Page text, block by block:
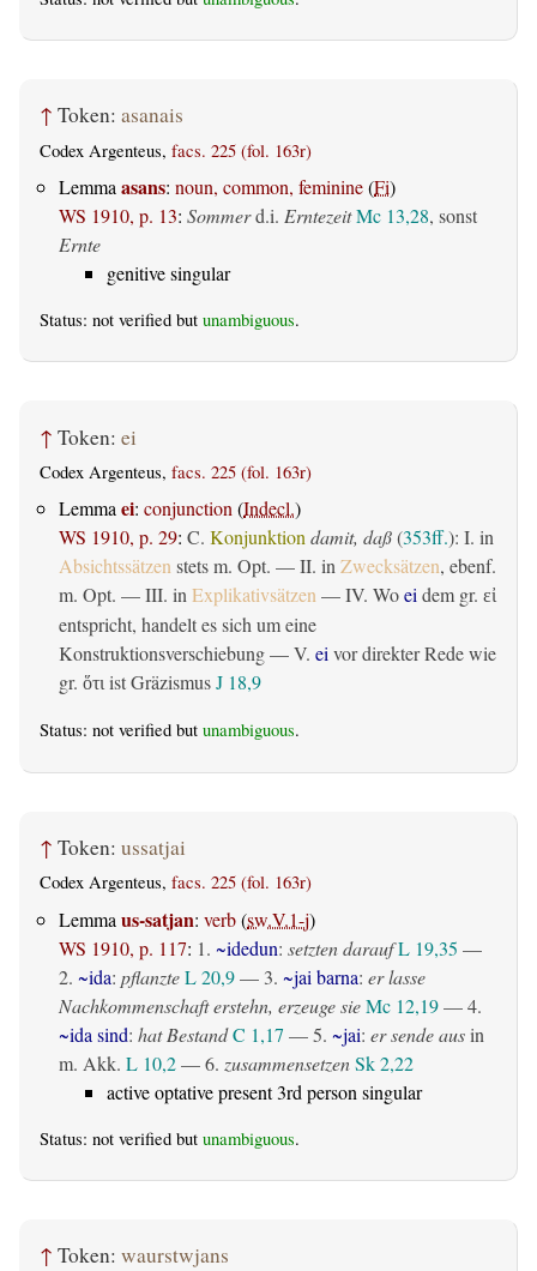
↑ Token: asanais
Codex Argenteus, facs. 225 (fol. 163r)
Lemma asans: noun, common, feminine(Fi)
WS 1910, p. 13: Sommerd.i. ErntezeitMc 13,28, sonst
Ernte
genitive singular
Status: not verified but unambiguous.
↑ Token: ei
Codex Argenteus, facs. 225 (fol. 163r)
Lemmaei: conjunction(Indecl.)
WS 1910, p. 29: C. Konjunktiondamit, daß(353ff.): I. in
Absichtssätzenstets m. Opt. — II. inZwecksätzen, ebenf.
m. Opt. — III. inExplikativsätzen— IV. Woeidem gr. εἰ
entspricht, handelt es sich um eine
Konstruktionsverschiebung — V. eivor direkter Rede wie
gr. ὅτι ist GräzismusJ 18,9
Status: not verified but unambiguous.
↑ Token: ussatjai
Codex Argenteus, facs. 225 (fol. 163r)
Lemma us-satjan: verb(sw.V.1-j)
WS 1910, p. 117: 1. ~idedun: setzten daraufL 19,35 —
2. ~ida: pflanzteL 20,9— 3. ~jai barna: er lasse
Nachkommenschaft erstehn, erzeuge sieMc 12,19— 4.
~ida sind: hat BestandC 1,17 — 5. ~jai: er sende ausin
m. Akk. L 10,2— 6. zusammensetzenSk 2,22
active optative present 3rd person singular
Status: not verified but unambiguous.
↑ Token: waurstwjans